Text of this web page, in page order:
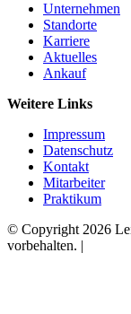
Unternehmen
Standorte
Karriere
Aktuelles
Ankauf
Weitere Links
Impressum
Datenschutz
Kontakt
Mitarbeiter
Praktikum
© Copyright 2026
vorbehalten. |